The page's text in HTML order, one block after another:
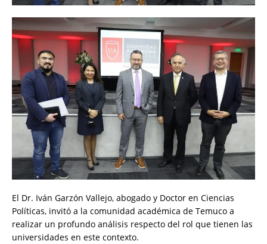
El Dr. Iván Garzón Vallejo, abogado y Doctor en Ciencias
Políticas, invitó a la comunidad académica de Temuco a
realizar un profundo análisis respecto del rol que tienen las
universidades en este contexto.